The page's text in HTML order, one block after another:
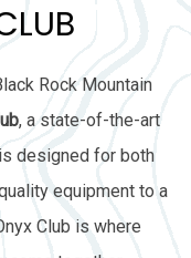
Rock Mountain
, a state-of-the-art
designed for both
equipment to a
Club is where